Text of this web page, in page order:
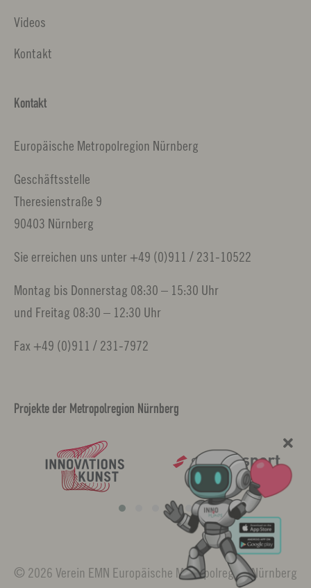
Videos
Kontakt
Kontakt
Europäische Metropolregion Nürnberg
Geschäftsstelle
Theresienstraße 9
90403 Nürnberg
Sie erreichen uns unter +49 (0)911 / 231-10522
Montag bis Donnerstag 08:30 – 15:30 Uhr
und Freitag 08:30 – 12:30 Uhr
Fax +49 (0)911 / 231-7972
Projekte der Metropolregion Nürnberg
© 2026 Verein EMN Europäische Metropolregion Nürnberg